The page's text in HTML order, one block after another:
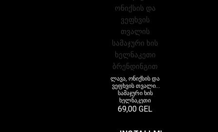
ლავა, ონიქსის და
ვეფხვის თვალის
სამაჯური ხის
ხელნაკეთი
ბრენდინგით
69,00GEL